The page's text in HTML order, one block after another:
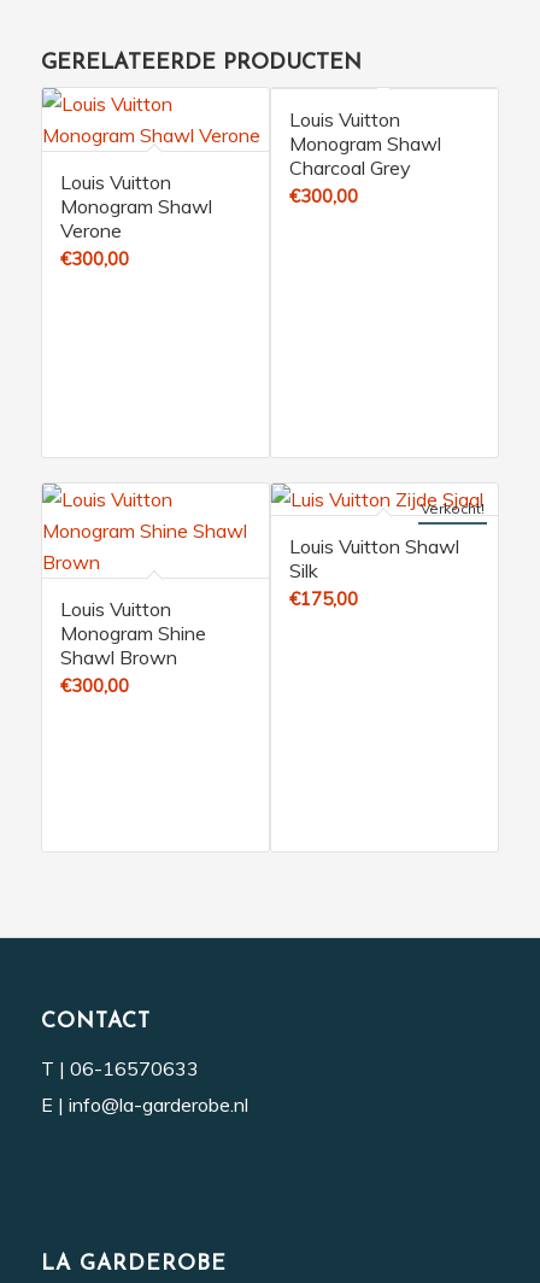
GERELATEERDE PRODUCTEN
Louis Vuitton
Monogram Shawl
Verone
€300,00
Louis Vuitton
Monogram Shawl
Charcoal Grey
€300,00
Louis Vuitton
Monogram Shine
Shawl Brown
€300,00
Verkocht!
Louis Vuitton Shawl
Silk
€175,00
CONTACT
T | 06-16570633
E | info@la-garderobe.nl
LA GARDEROBE